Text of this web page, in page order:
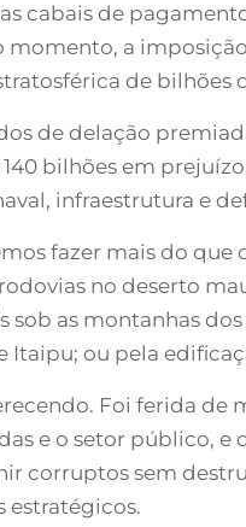
cabais de
a
de bilhões
de delação
bilhões em
infraestrutura e
fazer mais do
no deserto
sob as montanhas
Itaipu; ou pela
Foi ferida
e o setor público,
corruptos sem
estratégicos.